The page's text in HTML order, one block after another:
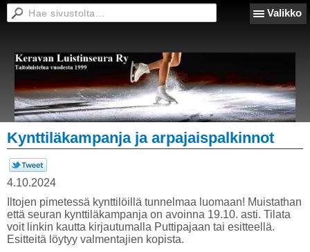
Valikko
Kynttiläkampanja ja arpajaispalkinnot
4.10.2024
Iltojen pimetessä kynttilöillä tunnelmaa luomaan! Muistathan
että seuran kynttiläkampanja on avoinna 19.10. asti. Tilata
voit linkin kautta kirjautumalla Puttipajaan tai esitteellä.
Esitteitä löytyy valmentajien kopista.